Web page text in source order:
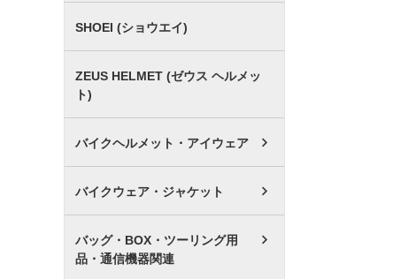
SHOEI (ショウエイ)
ZEUS HELMET (ゼウス ヘルメッ
ト)
バイクヘルメット・アイウェア
バイクウェア・ジャケット
バッグ・BOX・ツーリング用
品・通信機器関連